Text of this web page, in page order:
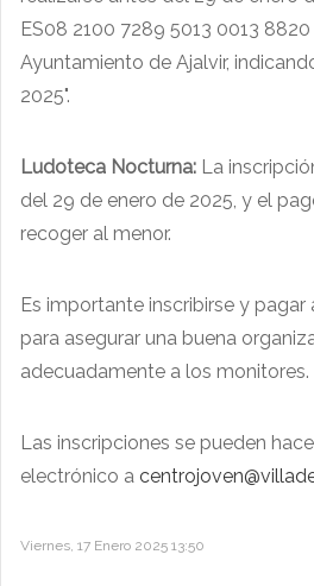
ES08 2100 7289 5013 0013
Ayuntamiento de Ajalvir,
2025".
Ludoteca Nocturna: La
del 29 de enero de 2025, y el
recoger al menor.
Es importante inscribirse y
para asegurar una buena
adecuadamente a los monitores.
Las inscripciones se pueden
electrónico a
Viernes, 17 Enero 2025 13:50